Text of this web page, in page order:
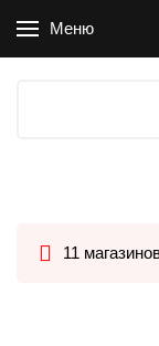
Меню
11